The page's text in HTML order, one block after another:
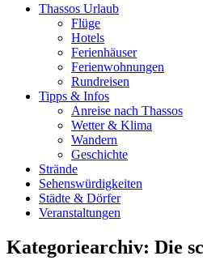
Thassos Urlaub
Flüge
Hotels
Ferienhäuser
Ferienwohnungen
Rundreisen
Tipps & Infos
Anreise nach Thassos
Wetter & Klima
Wandern
Geschichte
Strände
Sehenswürdigkeiten
Städte & Dörfer
Veranstaltungen
Kategoriearchiv: Die